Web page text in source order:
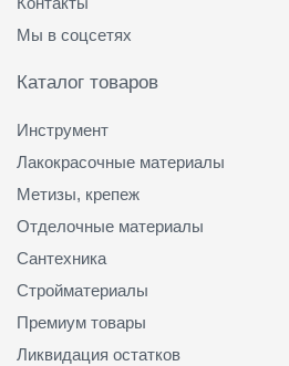
Мы в соцсетях
Каталог товаров
Инструмент
Лакокрасочные материалы
Метизы, крепеж
Отделочные материалы
Сантехника
Стройматериалы
Премиум товары
Ликвидация остатков